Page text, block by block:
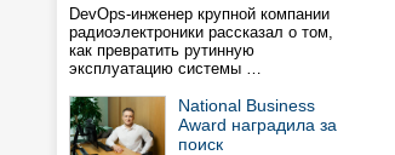
DevOps-инженер крупной компании
радиоэлектроники рассказал о том,
как превратить рутинную
эксплуатацию системы …
National Business
Award наградила за
поиск